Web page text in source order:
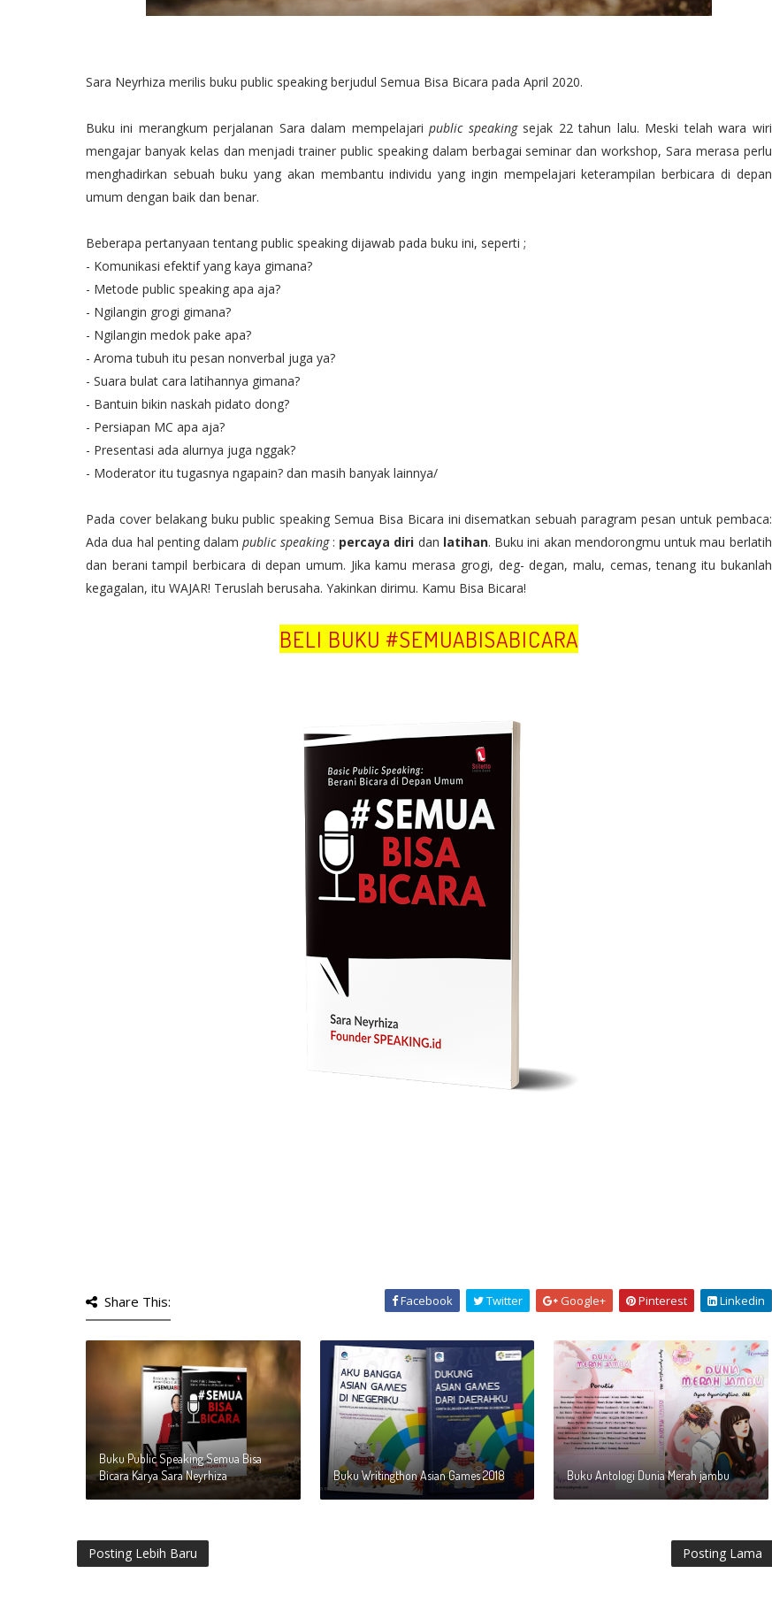
Sara Neyrhiza merilis buku public speaking berjudul Semua Bisa Bicara pada April 2020.
Buku ini merangkum perjalanan Sara dalam mempelajaripublic speakingsejak 22 tahun lalu. Meski telah wara wiri
mengajar banyak kelas dan menjadi trainer public speaking dalam berbagai seminar dan workshop, Sara merasa perlu
menghadirkan sebuah buku yang akan membantu individu yang ingin mempelajari keterampilan berbicara di depan
umum dengan baik dan benar.
Beberapa pertanyaan tentang public speaking dijawab pada buku ini, seperti ;
- Komunikasi efektif yang kaya gimana?⁣⁣
- Metode public speaking apa aja?⁣⁣
- Ngilangin grogi gimana?⁣⁣
- Ngilangin medok pake apa?⁣⁣
- Aroma tubuh itu pesan nonverbal juga ya?⁣⁣
- Suara bulat cara latihannya gimana?⁣⁣
- Bantuin bikin naskah pidato dong?⁣⁣
- Persiapan MC apa aja?⁣⁣
- Presentasi ada alurnya juga nggak?⁣⁣
- Moderator itu tugasnya ngapain?⁣⁣ dan masih banyak lainnya/
Pada cover belakang buku public speaking Semua Bisa Bicara ini disematkan sebuah paragram pesan untuk pembaca:
Ada dua hal penting dalampublic speaking: percaya diri dan latihan. Buku ini akan mendorongmu untuk mau berlatih
dan berani tampil berbicara di depan umum. Jika kamu merasa grogi, deg- degan, malu, cemas, tenang itu bukanlah
kegagalan, itu WAJAR! Teruslah berusaha. Yakinkan dirimu. Kamu Bisa Bicara!
BELI BUKU #SEMUABISABICARA
Share This: Facebook Twitter Google+ Pinterest Linkedin
Buku Public Speaking Semua Bisa
Bicara Karya Sara Neyrhiza
Buku Writingthon Asian Games 2018 Buku Antologi Dunia Merah jambu
Posting Lebih Baru Posting Lama